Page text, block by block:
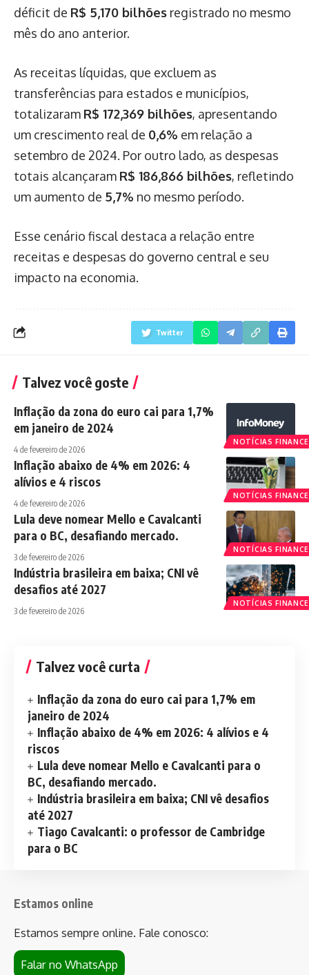
déficit de R$ 5,170 bilhões registrado no mesmo
mês do ano anterior.
As receitas líquidas, que excluem as
transferências para estados e municípios,
totalizaram R$ 172,369 bilhões, apresentando
um crescimento real de 0,6% em relação a
setembro de 2024. Por outro lado, as despesas
totais alcançaram R$ 186,866 bilhões, refletindo
um aumento de 5,7% no mesmo período.
Esse cenário fiscal destaca a relação entre
receitas e despesas do governo central e seu
impacto na economia.
Twitter
Talvez você goste
NOTÍCIAS
Inflação da zona do euro cai para 1,7%
em janeiro de 2024
4 de fevereiro de 2026
NOTÍCIAS
Inflação abaixo de 4% em 2026: 4
alívios e 4 riscos
4 de fevereiro de 2026
NOTÍCIAS
Lula deve nomear Mello e Cavalcanti
para o BC, desafiando mercado.
3 de fevereiro de 2026
NOTÍCIAS
Indústria brasileira em baixa; CNI vê
desafios até 2027
3 de fevereiro de 2026
Talvez você curta
Inflação da zona do euro cai para 1,7% em
janeiro de 2024
Inflação abaixo de 4% em 2026: 4 alívios e 4
riscos
Lula deve nomear Mello e Cavalcanti para o
BC, desafiando mercado.
Indústria brasileira em baixa; CNI vê desafios
até 2027
Tiago Cavalcanti: o professor de Cambridge
para o BC
Estamos online
Estamos sempre online. Fale conosco:
Falar no WhatsApp